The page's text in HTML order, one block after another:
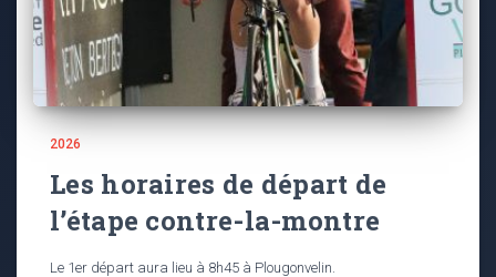
2026
Les horaires de départ de
l’étape contre-la-montre
Le 1er départ aura lieu à 8h45 à Plougonvelin.